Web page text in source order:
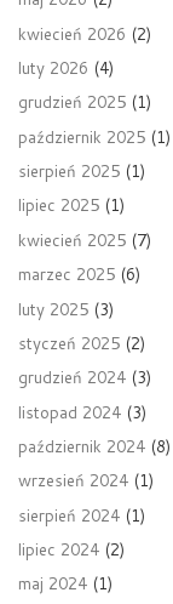
kwiecień 2026 (2)
luty 2026 (4)
grudzień 2025 (1)
październik 2025 (1)
sierpień 2025 (1)
lipiec 2025 (1)
kwiecień 2025 (7)
marzec 2025 (6)
luty 2025 (3)
styczeń 2025 (2)
grudzień 2024 (3)
listopad 2024 (3)
październik 2024 (8)
wrzesień 2024 (1)
sierpień 2024 (1)
lipiec 2024 (2)
maj 2024 (1)